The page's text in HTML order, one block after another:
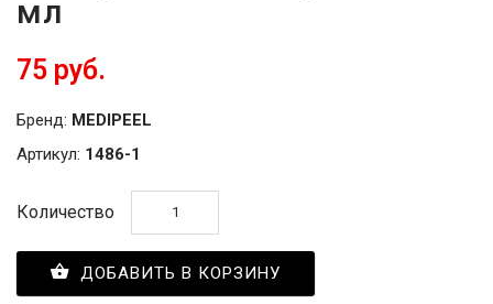
мл
75 руб.
Бренд: MEDIPEEL
Артикул: 1486-1
Количество
ДОБАВИТЬ В КОРЗИНУ